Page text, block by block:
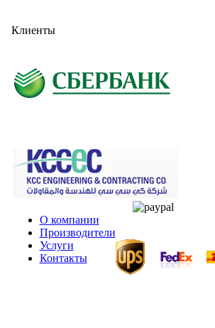
Клиенты
О компании
Производители
Услуги
Контакты